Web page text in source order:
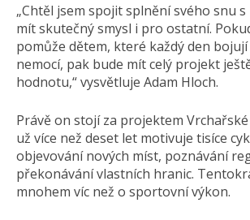
„Chtěl jsem spojit splnění svého snu s
mít skutečný smysl i pro ostatní.
pomůže dětem, které každý den
nemocí, pak bude mít celý projekt
hodnotu,“ vysvětluje Adam Hloch.
Právě on stojí za projektem
už více než deset let motivuje tisíce
objevování nových míst, poznávání
překonávání vlastních hranic.
mnohem víc než o sportovní výkon.